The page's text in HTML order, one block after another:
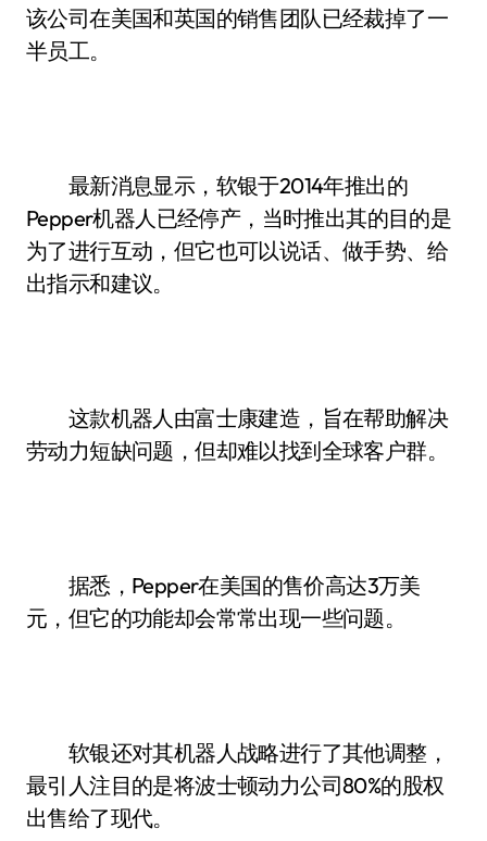
该公司在美国和英国的销售团队已经裁掉了一
半员工。
最新消息显示，软银于2014年推出的
Pepper机器人已经停产，当时推出其的目的是
为了进行互动，但它也可以说话、做手势、给
出指示和建议。
这款机器人由富士康建造，旨在帮助解决
劳动力短缺问题，但却难以找到全球客户群。
据悉，Pepper在美国的售价高达3万美
元，但它的功能却会常常出现一些问题。
软银还对其机器人战略进行了其他调整，
最引人注目的是将波士顿动力公司80%的股权
出售给了现代。